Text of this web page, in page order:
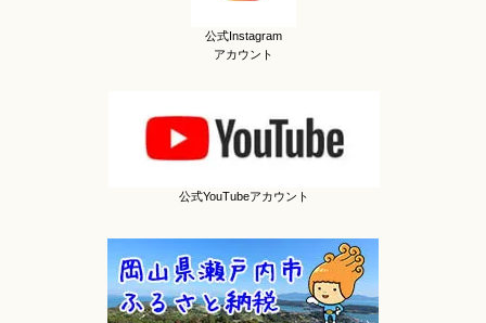
公式Instagram
アカウント
公式YouTubeアカウント